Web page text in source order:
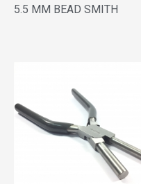
5.5 MM BEAD SMITH